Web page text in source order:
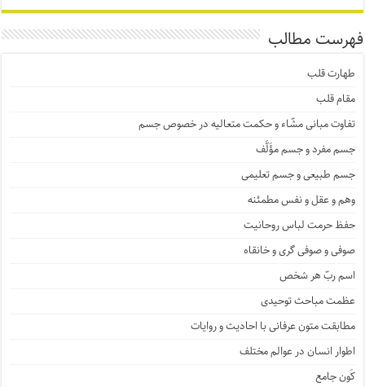
فهرست مطالب
طهارت قلب
مقام قلب
تفاوت مبانی مشّاء و حکمت متعالیه در خصوص جسم
جسم مفرد و جسم مؤَلَّف
جسم طبیعی و جسم تعلیمی
وهم و عقل و نفس مطمئنه
حفظ حرمت لباس روحانیت
صوفی و صوفی گری و خانقاه
اسم ربّ هر شخص
عظمت مباحث توحیدی
مطابقت متون عرفانی با احادیث و روایات
اطوار انسان در عوالم مختلف
کَون جامع